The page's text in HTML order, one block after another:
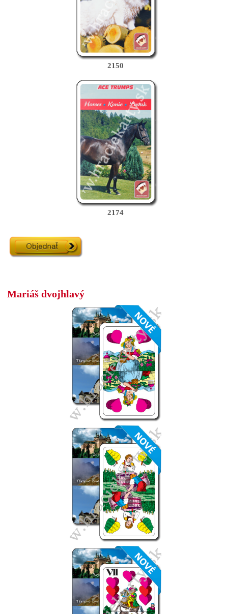
2150
2174
Mariáš dvojhlavý